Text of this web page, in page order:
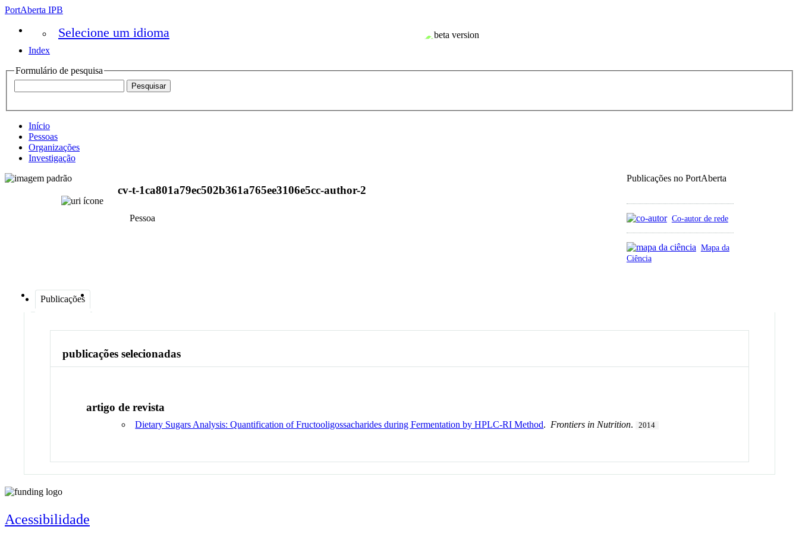
PortAberta IPB
Selecione um idioma
Index
Formulário de pesquisa
Início
Pessoas
Organizações
Investigação
Publicações no PortAberta
Co-autor de rede
Mapa da
Ciência
cv-t-1ca801a79ec502b361a765ee3106e5cc-author-2
Pessoa
Publicações
publicações selecionadas
artigo de revista
Dietary Sugars Analysis: Quantification of Fructooligossacharides during Fermentation by HPLC-RI Method. Frontiers in Nutrition. 2014
Acessibilidade